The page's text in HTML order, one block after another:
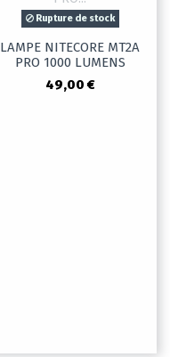
Rupture de stock
LAMPE NITECORE MT2A
PRO 1000 LUMENS
49,00 €